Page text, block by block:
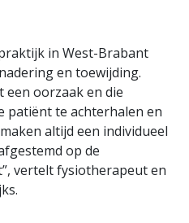
in West-Brabant
en toewijding.
een oorzaak en die
patiënt te achterhalen en
altijd een individueel
op de
vertelt fysiotherapeut en